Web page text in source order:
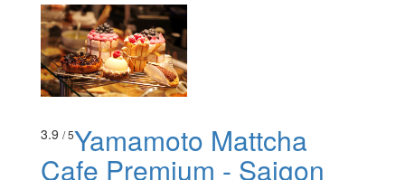
3.9 / 5Yamamoto Mattcha
Cafe Premium - Saigon